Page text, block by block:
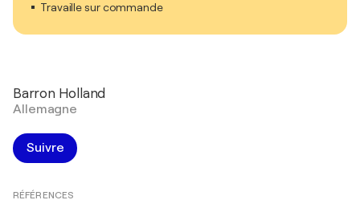
Travaille sur commande
Barron Holland
Allemagne
Suivre
RÉFÉRENCES